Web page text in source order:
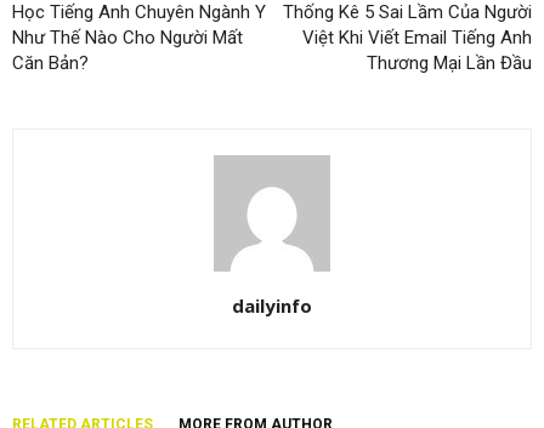
Học Tiếng Anh Chuyên Ngành Y
Như Thế Nào Cho Người Mất
Căn Bản?
Thống Kê 5 Sai Lầm Của Người
Việt Khi Viết Email Tiếng Anh
Thương Mại Lần Đầu
dailyinfo
RELATED ARTICLES MORE FROM AUTHOR